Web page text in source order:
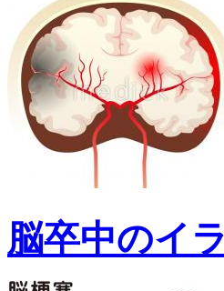
脳卒中のイ